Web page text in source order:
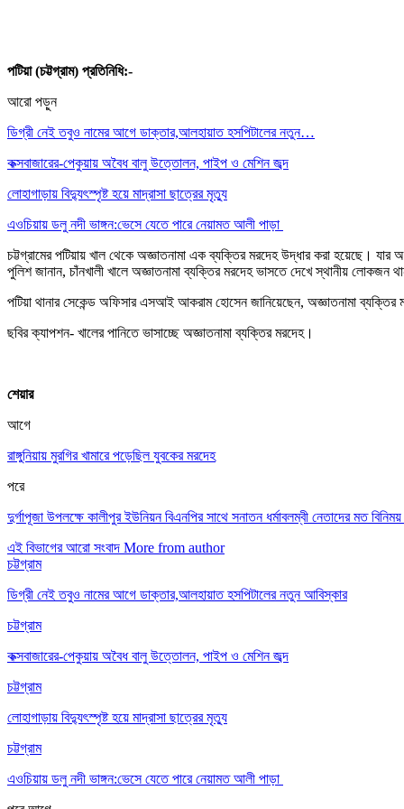
পটিয়া (চট্টগ্রাম) প্রতিনিধি:-
আরো পড়ুন
ডিগ্রী নেই তবুও নামের আগে ডাক্তার,আলহায়াত হসপিটালের নতুন…
কক্সবাজারের-পেকুয়ায় অবৈধ বালু উত্তোলন, পাইপ ও মেশিন জব্দ
লোহাগাড়ায় বিদ্যুৎস্পৃষ্ট হয়ে মাদ্রাসা ছাত্রের মৃত্যু
এওচিয়ায় ডলু নদী ভাঙ্গন:ভেসে যেতে পারে নেয়ামত আলী পাড়া
চট্টগ্রামের পটিয়ায় খাল থেকে অজ্ঞাতনামা এক ব্যক্তির মরদেহ উদ্ধার করা হয়েছে।
পুলিশ জানান, চাঁনখালী খালে অজ্ঞাতনামা ব্যক্তির মরদেহ ভাসতে দেখে স্থানীয় লোকজন
পটিয়া থানার সেকেন্ড অফিসার এসআই আকরাম হোসেন জানিয়েছেন, অজ্ঞাতনামা
ছবির ক্যাপশন- খালের পানিতে ভাসাচ্ছে অজ্ঞাতনামা ব্যক্তির মরদেহ।
শেয়ার
আগে
রাঙ্গুনিয়ায় মুরগির খামারে পড়েছিল যুবকের মরদেহ
পরে
দুর্গাপূজা উপলক্ষে কালীপুর ইউনিয়ন বিএনপির সাথে সনাতন ধর্মাবলম্বী নেতাদের মত
এই বিভাগের আরো সংবাদ More from author
চট্টগ্রাম
ডিগ্রী নেই তবুও নামের আগে ডাক্তার,আলহায়াত হসপিটালের নতুন আবিস্কার
চট্টগ্রাম
কক্সবাজারের-পেকুয়ায় অবৈধ বালু উত্তোলন, পাইপ ও মেশিন জব্দ
চট্টগ্রাম
লোহাগাড়ায় বিদ্যুৎস্পৃষ্ট হয়ে মাদ্রাসা ছাত্রের মৃত্যু
চট্টগ্রাম
এওচিয়ায় ডলু নদী ভাঙ্গন:ভেসে যেতে পারে নেয়ামত আলী পাড়া